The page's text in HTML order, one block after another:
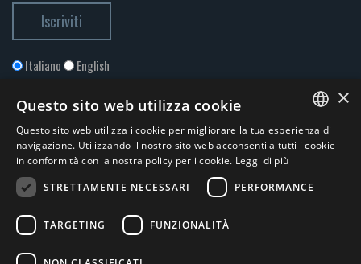
Italiano English
Accetto la Privacy Policy*
© 2026 ERGA srl - P.IVA 11173870152 | HALIDON srl - P.IVA 12885130158
ITALIAN
×
Questo sito web utilizza cookie
Questo sito web utilizza i cookie per migliorare la tua esperienza di
navigazione. Utilizzando il nostro sito web acconsenti a tutti i cookie
in conformità con la nostra policy per i cookie. Leggi di più
STRETTAMENTE NECESSARI
PERFORMANCE
TARGETING FUNZIONALITÀ